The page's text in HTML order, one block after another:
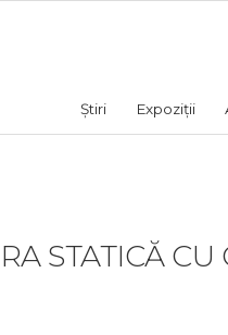
Știri Expoziții
STATICĂ CU